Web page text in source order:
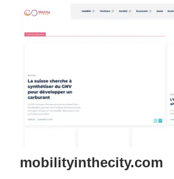
mobilityinthecity.com